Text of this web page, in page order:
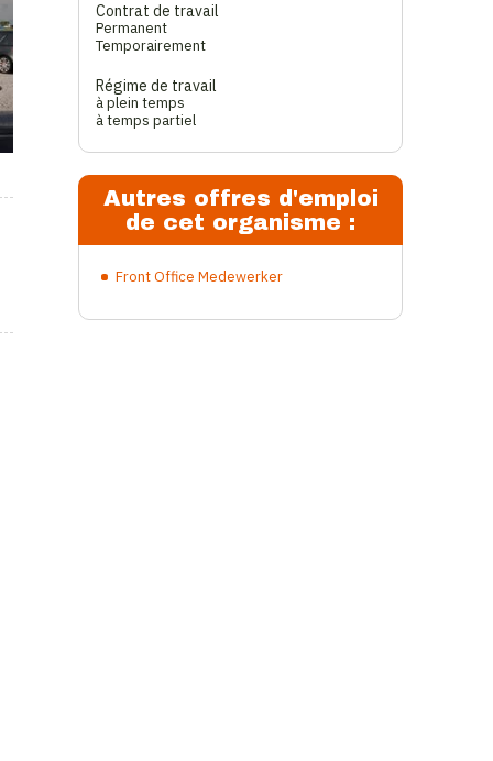
Contrat de travail
Permanent
Temporairement
Régime de travail
à plein temps
à temps partiel
Autres offres d'emploi
de cet organisme :
Front Office Medewerker